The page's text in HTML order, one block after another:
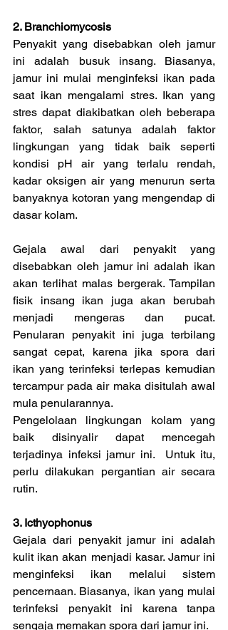
2. Branchiomycosis
Penyakit yang disebabkan oleh jamur
ini adalah busuk insang. Biasanya,
jamur ini mulai menginfeksi ikan pada
saat ikan mengalami stres. Ikan yang
stres dapat diakibatkan oleh beberapa
faktor, salah satunya adalah faktor
lingkungan yang tidak baik seperti
kondisi pH air yang terlalu rendah,
kadar oksigen air yang menurun serta
banyaknya kotoran yang mengendap di
dasar kolam.
Gejala awal dari penyakit yang
disebabkan oleh jamur ini adalah ikan
akan terlihat malas bergerak. Tampilan
fisik insang ikan juga akan berubah
menjadi mengeras dan pucat.
Penularan penyakit ini juga terbilang
sangat cepat, karena jika spora dari
ikan yang terinfeksi terlepas kemudian
tercampur pada air maka disitulah awal
mula penularannya.
Pengelolaan lingkungan kolam yang
baik disinyalir dapat mencegah
terjadinya infeksi jamur ini.  Untuk itu,
perlu dilakukan pergantian air secara
rutin.
3. Icthyophonus
Gejala dari penyakit jamur ini adalah
kulit ikan akan menjadi kasar. Jamur ini
menginfeksi ikan melalui sistem
pencernaan. Biasanya, ikan yang mulai
terinfeksi penyakit ini karena tanpa
sengaja memakan spora dari jamur ini.